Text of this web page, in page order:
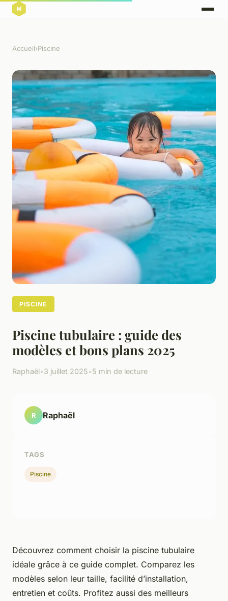
Accueil›Piscine
PISCINE
Piscine tubulaire : guide des
modèles et bons plans 2025
Raphaël•3 juillet 2025•5 min de lecture
Découvrez comment choisir la piscine tubulaire
idéale grâce à ce guide complet. Comparez les
modèles selon leur taille, facilité d’installation,
entretien et coûts. Profitez aussi des meilleurs
R Raphaël
TAGS
Piscine